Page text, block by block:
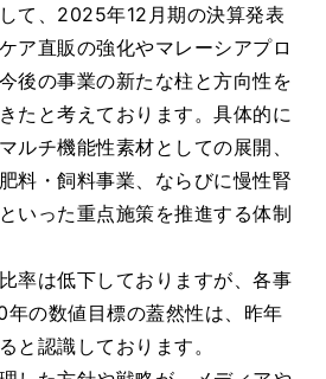
て、2025年12月期の決算発表
ア直販の強化やマレーシアプロ
後の事業の新たな柱と方向性を
たと考えております。具体的に
ルチ機能性素材としての展開、
料・飼料事業、ならびに慢性腎
いった重点施策を推進する体制
率は低下しておりますが、各事
の数値目標の蓋然性は、昨年
と認識しております。